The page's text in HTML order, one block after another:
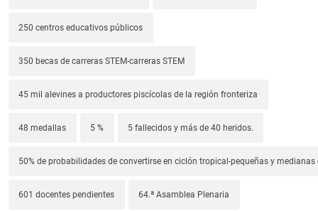
250 centros educativos públicos
350 becas de carreras STEM-carreras STEM
45 mil alevines a productores piscícolas de la región fronteriza
48 medallas 5 % 5 fallecidos y más de 40 heridos.
50% de probabilidades de convertirse en ciclón tropical-pequeñas y
601 docentes pendientes 64.ª Asamblea Plenaria